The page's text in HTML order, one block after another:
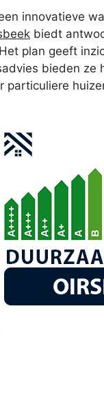
innovatieve
biedt
plan geeft
bieden ze
particuliere